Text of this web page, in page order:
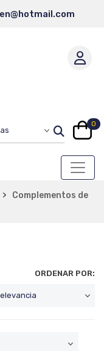
0
Complementos de
ORDENAR POR: